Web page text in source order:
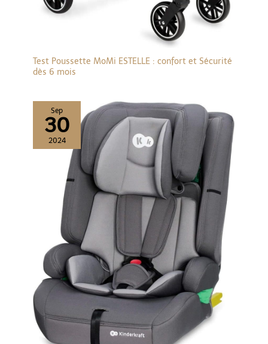
Test Poussette MoMi ESTELLE : confort et Sécurité
dès 6 mois
Sep
30
2024